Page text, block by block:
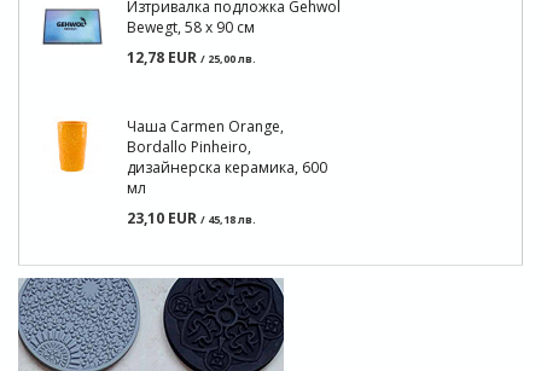
Изтривалка подложка Gehwol
Bewegt, 58 х 90 см
12,78 EUR / 25,00 лв.
Чаша Carmen Orange,
Bordallo Pinheiro,
дизайнерска керамика, 600
мл
23,10 EUR / 45,18 лв.